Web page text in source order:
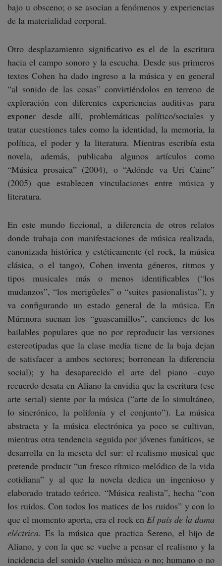
bajo u obsceno; o se asocian a fenómenos y experiencias
de la materialidad corporal.
Otro desplazamiento significativo es el de la escritura
hacia el campo sonoro y la escucha. Desde sus primeros
textos Cohen ha dado ingreso a la música y en general
“al sonido de las cosas” convirtiéndolos en terreno de
exploración con diferentes experiencias auditivas para
exponer desde allí, problemáticas político/sociales y
tratar cuestiones tales como la identidad, la memoria, la
política, el poder y la literatura. Mientras escribía esta
novela, además, publicaba algunos artículos como
“Música prosaica” (2004), o “Adónde va Uri Caine”
(2005) que establecen vinculaciones entre música y
literatura.
En este mundo ficcional, a diferencia de otros relatos
donde trabaja con manifestaciones de música realizada,
canonizada histórica y estéticamente (el rock, la música
clásica, o el tango), Cohen inventa géneros, ritmos y
tipos musicales más o menos identificables (“los
mudanzos”, “los merigûeles” o “suites pasionalistas”), y
va configurando un estado general de la música. En
Múrmora suenan los “guascamillos”, canciones de los
bailables populares que no por reproducir las versiones
estereotipadas que la clase media tiene de la baja dejan
de satisfacer a ambos sectores; borronean la diferencia
social); y ha desaparecido el arte del piano –cuyo
recuerdo desata en Aliano la envidia que la escritura (ese
arte serial) siente por la música (“arte de lo simultáneo,
lo sincrónico, la polifonía y el conjunto”). La música
abstracta y la música electrónica ya poco se cultivan,
mientras otra tendencia seguida por jóvenes fanáticos, se
desarrolla en la meseta del sur: el realismo musical que
pretende producir “un fresco rítmico-melódico de la vida
cotidiana” y al que la novela dedica un ingenioso y
elaborado tratado teórico. “Música realista”, hecha “con
los ruidos. Con todos los matices de los ruidos” y con lo
que el momento aporta, era el rock en El país de la dama
eléctrica. Es la música que practica Sereno, el hijo de
Aliano, y con la que se vuelve a pensar el realismo y la
incidencia del sonido (vuelto música o no; humano o no